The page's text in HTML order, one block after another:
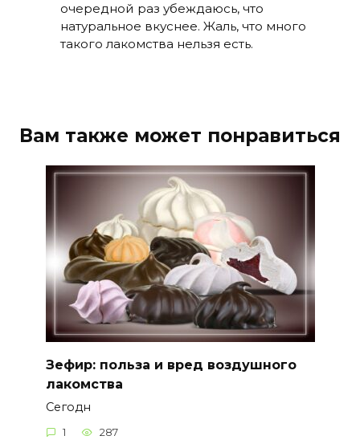
очередной раз убеждаюсь, что
натуральное вкуснее. Жаль, что много
такого лакомства нельзя есть.
Вам также может понравиться
Зефир: польза и вред воздушного
лакомства
Сегодн
1 287